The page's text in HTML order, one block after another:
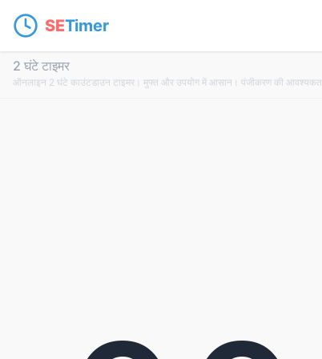
SETimer
2 घंटे टाइमर
ऑनलाइन 2 घंटे काउंटडाउन टाइमर। मुफ्त और उपयोग में आसान। पंजीकरण की आवश्यकता